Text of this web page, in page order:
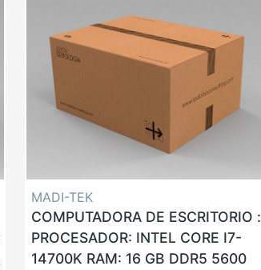
MADI-TEK
COMPUTADORA DE ESCRITORIO :
PROCESADOR: INTEL CORE I7-
14700K RAM: 16 GB DDR5 5600